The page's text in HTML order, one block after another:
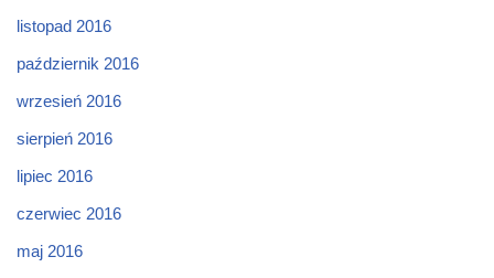
listopad 2016
październik 2016
wrzesień 2016
sierpień 2016
lipiec 2016
czerwiec 2016
maj 2016